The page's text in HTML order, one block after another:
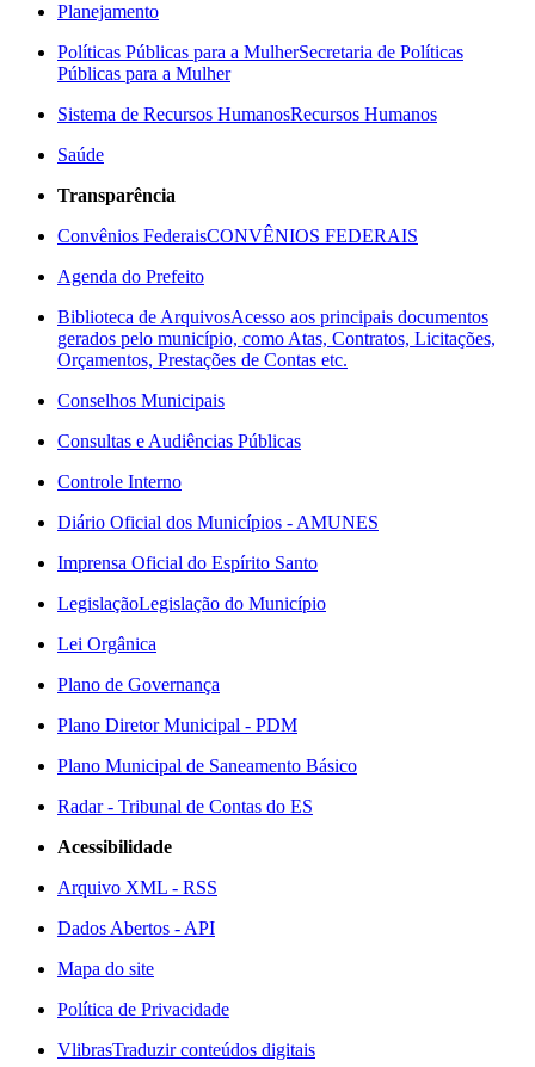
Planejamento
Políticas Públicas para a MulherSecretaria de Políticas
Públicas para a Mulher
Sistema de Recursos HumanosRecursos Humanos
Saúde
Transparência
Convênios FederaisCONVÊNIOS FEDERAIS
Agenda do Prefeito
Biblioteca de ArquivosAcesso aos principais documentos
gerados pelo município, como Atas, Contratos, Licitações,
Orçamentos, Prestações de Contas etc.
Conselhos Municipais
Consultas e Audiências Públicas
Controle Interno
Diário Oficial dos Municípios - AMUNES
Imprensa Oficial do Espírito Santo
LegislaçãoLegislação do Município
Lei Orgânica
Plano de Governança
Plano Diretor Municipal - PDM
Plano Municipal de Saneamento Básico
Radar - Tribunal de Contas do ES
Acessibilidade
Arquivo XML - RSS
Dados Abertos - API
Mapa do site
Política de Privacidade
VlibrasTraduzir conteúdos digitais